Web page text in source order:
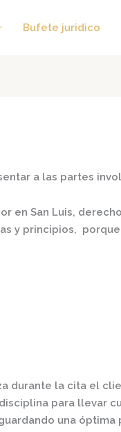
Bufete juridico
a las partes
en San Luis,
y principios,
durante la cita el
para llevar
una óptima